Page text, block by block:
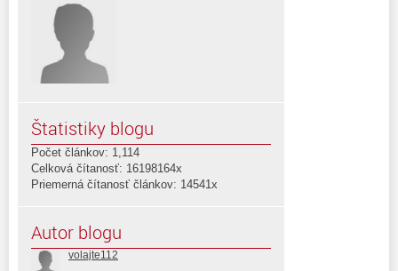
Štatistiky blogu
Počet článkov: 1,114
Celková čítanosť: 16198164x
Priemerná čítanosť článkov: 14541x
Autor blogu
volajte112